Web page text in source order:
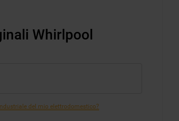
Whirlpool
del mio elettrodomestico?